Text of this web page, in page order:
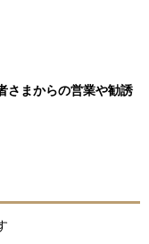
さまからの営業や勧誘